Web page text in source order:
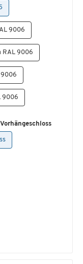
9006
RAL 9006
9006
9006